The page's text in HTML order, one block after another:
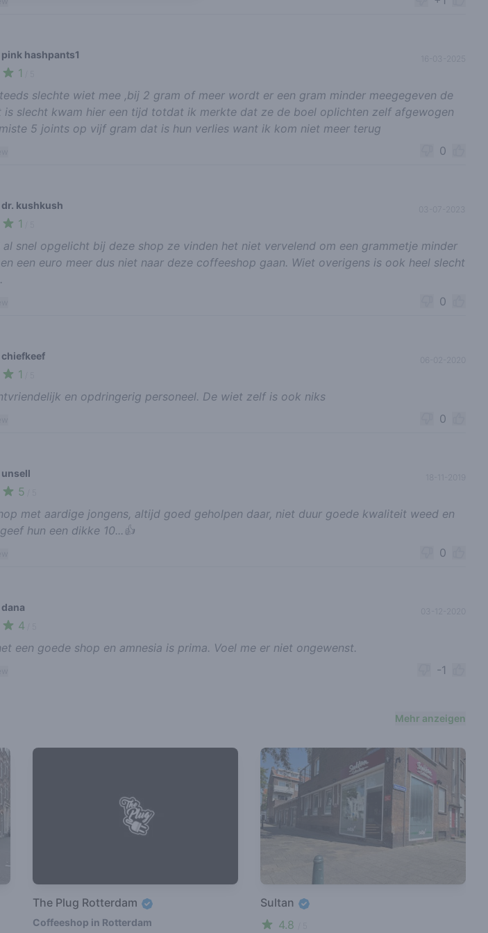
pink hashpants1
1
16-03-2025
slechte wiet mee ,bij 2 gram of meer wordt er een gram minder meegegeven de
is slecht kwam hier een tijd totdat ik merkte dat ze de boel oplichten zelf afgewogen
5 joints op vijf gram dat is hun verlies want ik kom niet meer terug
0
dr. kushkush
1
03-07-2023
snel opgelicht bij deze shop ze vinden het niet vervelend om een grammetje minder
een euro meer dus niet naar deze coffeeshop gaan. Wiet overigens is ook heel slecht
0
chiefkeef
1
en opdringerig personeel. De wiet zelf is ook niks
0
unsell
5
met aardige jongens, altijd goed geholpen daar, niet duur goede kwaliteit weed en
hun een dikke 10...👍
0
dana
4
03-12-2020
een goede shop en amnesia is prima. Voel me er niet ongewenst.
-1
Mehr anzeigen
The Plug Rotterdam
Coffeeshop in Rotterdam
Sultan
4.8